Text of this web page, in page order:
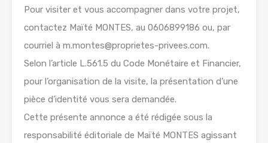
Pour visiter et vous accompagner dans votre projet,
contactez Maïté MONTES, au 0606899186 ou, par
courriel à m.montes@proprietes-privees.com.
Selon l’article L.561.5 du Code Monétaire et Financier,
pour l’organisation de la visite, la présentation d’une
pièce d’identité vous sera demandée.
Cette présente annonce a été rédigée sous la
responsabilité éditoriale de Maïté MONTES agissant